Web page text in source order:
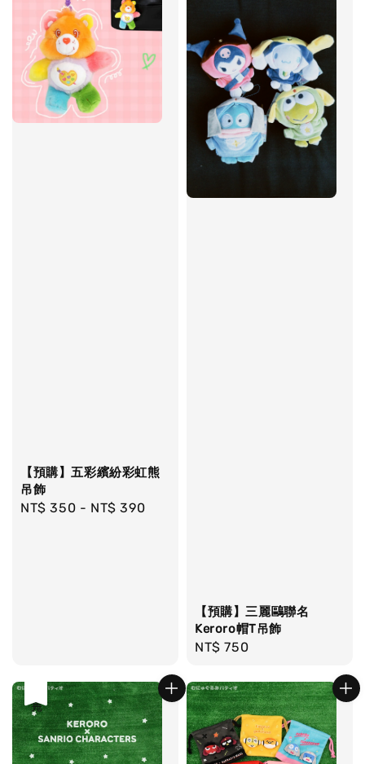
【預購】五彩繽紛彩虹熊
吊飾
Regular
NT$ 350 - NT$ 390
【預購】三麗鷗聯名
Keroro帽T吊飾
Regular
NT$ 750